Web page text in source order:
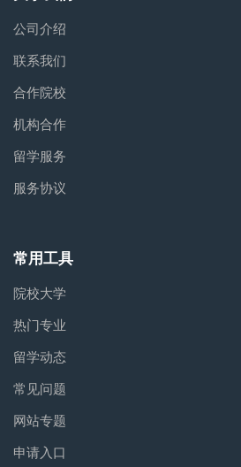
公司介绍
联系我们
合作院校
机构合作
留学服务
服务协议
常用工具
院校大学
热门专业
留学动态
常见问题
网站专题
申请入口